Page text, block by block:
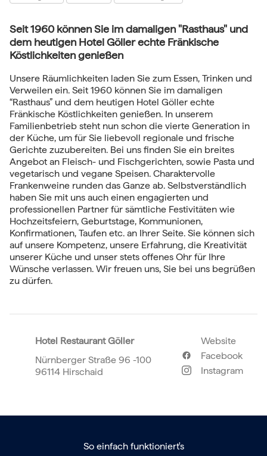
Seit 1960 können Sie im damaligen "Rasthaus" und
dem heutigen Hotel Göller echte Fränkische
Köstlichkeiten genießen
Unsere Räumlichkeiten laden Sie zum Essen, Trinken und
Verweilen ein. Seit 1960 können Sie im damaligen
“Rasthaus” und dem heutigen Hotel Göller echte
Fränkische Köstlichkeiten genießen. In unserem
Familienbetrieb steht nun schon die vierte Generation in
der Küche, um für Sie liebevoll regionale und frische
Gerichte zuzubereiten. Bei uns finden Sie ein breites
Angebot an Fleisch- und Fischgerichten, sowie Pasta und
vegetarisch und vegane Speisen. Charaktervolle
Frankenweine runden das Ganze ab. Selbstverständlich
haben Sie mit uns auch einen engagierten und
professionellen Partner für sämtliche Festivitäten wie
Hochzeitsfeiern, Geburtstage, Kommunionen,
Konfirmationen, Taufen etc. an Ihrer Seite. Sie können sich
auf unsere Kompetenz, unsere Erfahrung, die Kreativität
unserer Küche und unser stets offenes Ohr für Ihre
Wünsche verlassen. Wir freuen uns, Sie bei uns begrüßen
zu dürfen.
Hotel Restaurant Göller
Nürnberger Straße 96 -100
96114 Hirschaid
Website
Facebook
Instagram
So einfach funktioniert's